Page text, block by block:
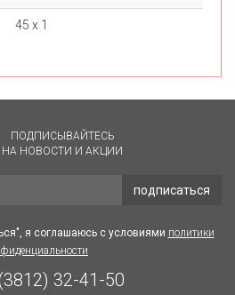
45 х 1
ПОДПИСЫВАЙТЕСЬ
НА НОВОСТИ И АКЦИИ
подписаться
я соглашаюсь с условиями политики
32-41-50